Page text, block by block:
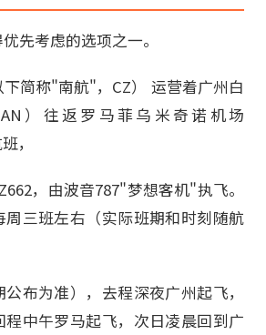
先考虑的选项之一。
简称"南航"，CZ） 运营着广州白
）往返罗马菲乌米奇诺机场
，
，由波音787"梦想客机"执飞。
周三班左右（实际班期和时刻随航
布为准），去程深夜广州起飞，
程中午罗马起飞，次日凌晨回到广